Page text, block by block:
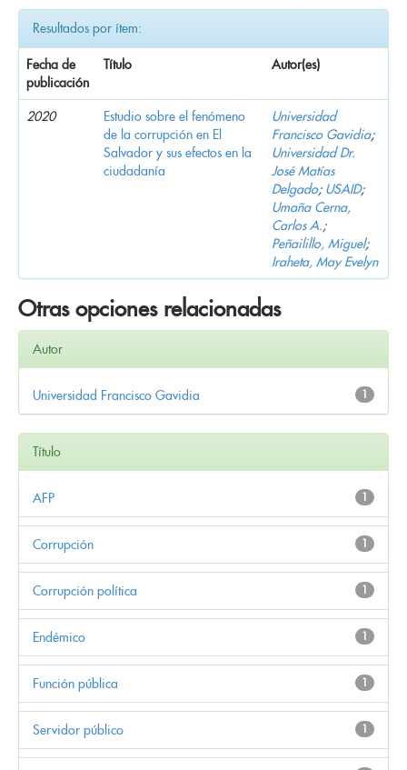
Resultados por ítem:
Fecha de
publicación
Título Autor(es)
2020
Estudio sobre el fenómeno
de la corrupción en El
Salvador y sus efectos en la
ciudadanía
Universidad
Francisco Gavidia;
Universidad Dr.
José Matías
Delgado; USAID;
Umaña Cerna,
Carlos A.;
Peñailillo, Miguel;
Iraheta, May Evelyn
Otras opciones relacionadas
Autor
1
Universidad Francisco Gavidia
Título
1
AFP
1
Corrupción
1
Corrupción política
1
Endémico
1
Función pública
1
Servidor público